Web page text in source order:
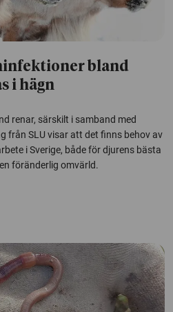
bland
i hägn
renar, särskilt i samband med
från SLU visar att det finns behov av
i Sverige, både för djurens bästa
föränderlig omvärld.